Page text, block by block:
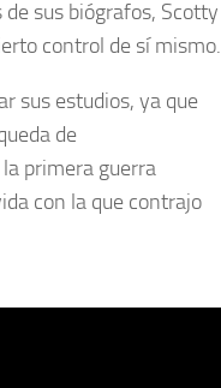
de sus biógrafos, Scotty
control de sí mismo.
sus estudios, ya que
de
primera guerra
con la que contrajo